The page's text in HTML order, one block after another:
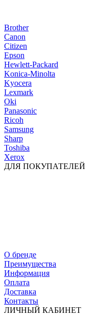
Brother
Canon
Citizen
Epson
Hewlett-Packard
Konica-Minolta
Kyocera
Lexmark
Oki
Panasonic
Ricoh
Samsung
Sharp
Toshiba
Xerox
ДЛЯ ПОКУПАТЕЛЕЙ
О бренде
Преимущества
Информация
Оплата
Доставка
Контакты
ЛИЧНЫЙ КАБИНЕТ